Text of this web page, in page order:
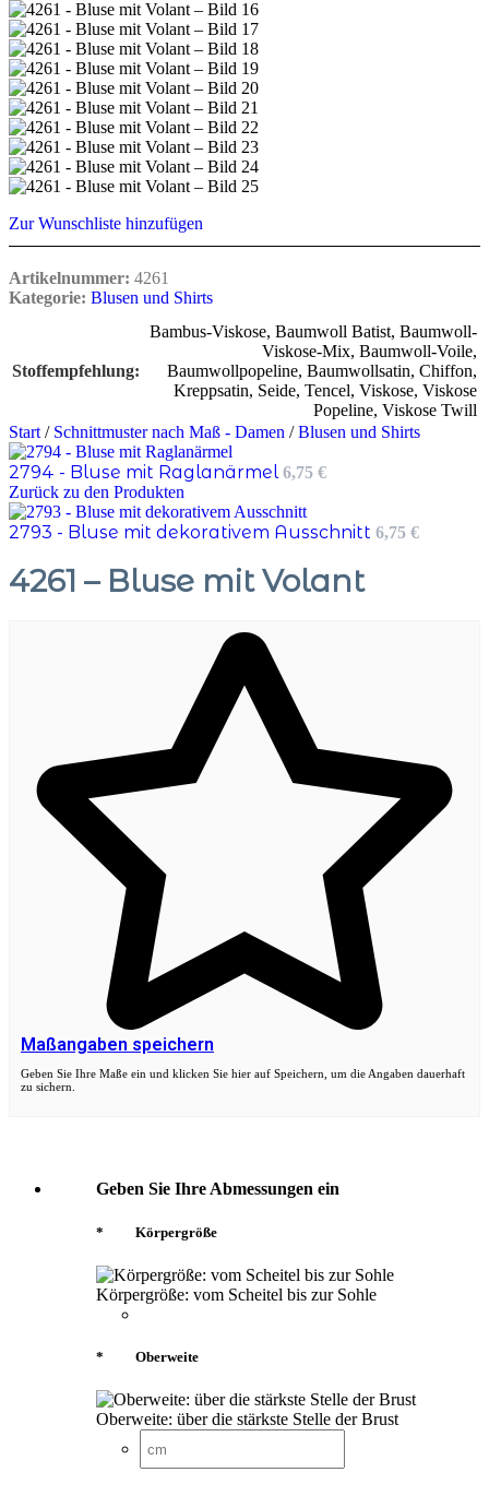
Zur Wunschliste hinzufügen
Artikelnummer: 4261
Kategorie: Blusen und Shirts
Stoffempfehlung
Bambus-Viskose, Baumwoll Batist, Baumwoll-
Viskose-Mix, Baumwoll-Voile,
Baumwollpopeline, Baumwollsatin, Chiffon,
Kreppsatin, Seide, Tencel, Viskose, Viskose
Popeline, Viskose Twill
Start / Schnittmuster nach Maß - Damen / Blusen und Shirts
2794 - Bluse mit Raglanärmel6,75 €
Zurück zu den Produkten
2793 - Bluse mit dekorativem Ausschnitt 6,75 €
4261 – Bluse mit Volant
Maßangaben speichern
Geben Sie Ihre Maße ein und klicken Sie hier auf Speichern, um die Angaben dauerhaft
zu sichern.
Geben Sie Ihre Abmessungen ein
* Körpergröße
Körpergröße: vom Scheitel bis zur Sohle
* Oberweite
Oberweite: über die stärkste Stelle der Brust